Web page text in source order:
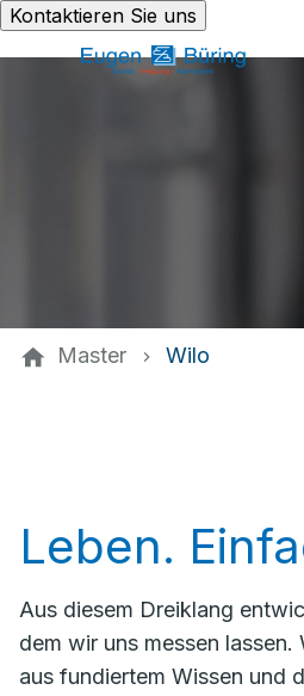
Kontaktieren Sie uns
Master Wilo
Leben.
Aus diesem Dreiklang
dem wir uns messen
aus fundiertem Wissen und